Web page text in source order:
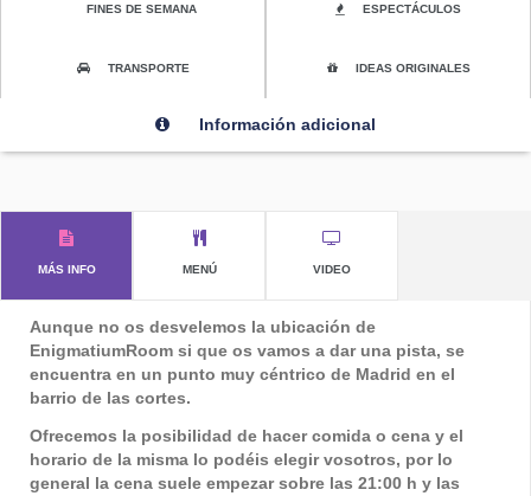
FINES DE SEMANA ESPECTÁCULOS
TRANSPORTE IDEAS ORIGINALES
Información adicional
MÁS INFO MENÚ VIDEO
Aunque no os desvelemos la ubicación de
EnigmatiumRoom si que os vamos a dar una pista, se
encuentra en un punto muy céntrico de Madrid en el
barrio de las cortes.
Ofrecemos la posibilidad de hacer comida o cena y el
horario de la misma lo podéis elegir vosotros, por lo
general la cena suele empezar sobre las 21:00 h y las